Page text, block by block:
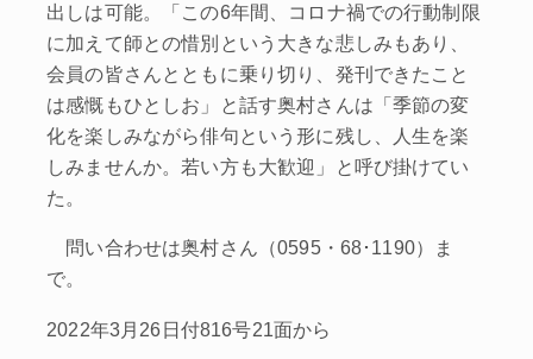
出しは可能。「この6年間、コロナ禍での行動制限
に加えて師との惜別という大きな悲しみもあり、
会員の皆さんとともに乗り切り、発刊できたこと
は感慨もひとしお」と話す奥村さんは「季節の変
化を楽しみながら俳句という形に残し、人生を楽
しみませんか。若い方も大歓迎」と呼び掛けてい
た。
問い合わせは奥村さん（0595・68･1190）ま
で。
2022年3月26日付816号21面から